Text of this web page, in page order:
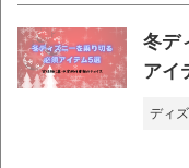
冬デ
アイ
ディ